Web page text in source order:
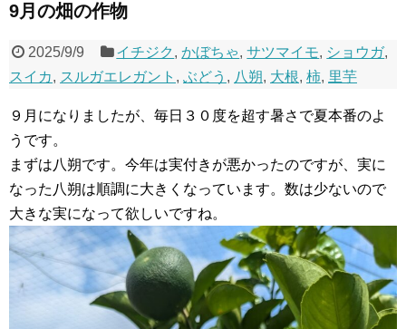
9月の畑の作物
2025/9/9 イチジク ,かぼちゃ,サツマイモ, ショウガ,
スイカ, スルガエレガント , ぶどう , 八朔, 大根, 柿, 里芋
９月になりましたが、毎日３０度を超す暑さで夏本番のよ
うです。
まずは八朔です。今年は実付きが悪かったのですが、実に
なった八朔は順調に大きくなっています。数は少ないので
大きな実になって欲しいですね。